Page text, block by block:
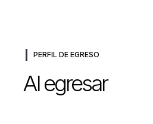
PERFIL DE EGRESO
Al egresar